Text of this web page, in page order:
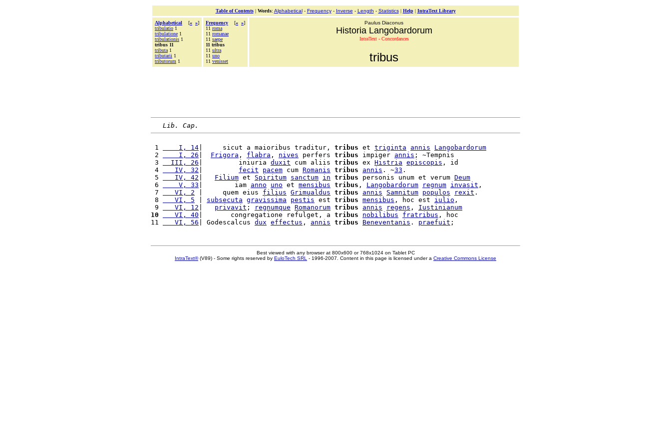
Table of Contents| Words: Alphabetical- Frequency- Inverse - Length - Statistics| Help| IntraText Library
Alphabetical [« »]
tribulatio 1
tribulatione 1
tribulationis 1
tribus 11
tributa 1
tributarii 1
tributorum 1
Frequency [« »]
11 roma
11 romanae
11 saepe
11 tribus
11 ultra
11 uno
11 venisset
Paulus Diaconus
Historia Langobardorum
IntraText - Concordances
tribus
Lib. Cap.
1
    I, 14
|     sicut a maioribus traditur, tribus et triginta annis
Langobardorum
2
    I, 26
Frigora , flabra , nives perfers tribus impiger annis ; ~Tempnis
3
  III, 26
|         iniuria duxit cum aliis tribus ex Histria episcopis , id
4
   IV, 32
fecit pacem cum Romanis tribus annis . ~33 .
5
   IV, 42
Filium et Spiritum sanctum in tribus personis unum et verum Deum
6
    V, 33
|        iam anno uno et mensibus tribus , Langobardorum regnum invasit ,
7
   VI, 2
|     quem eius filius Grimualdus tribus annis Samnitum populos rexit .
8
   VI, 5
subsecuta gravissima pestis est tribus mensibus , hoc est iulio ,
9
   VI, 12
privavit ; regnumque Romanorum tribus annis regens , Iustinianum
10
   VI, 40
|       congregatione refulget, a tribus nobilibus fratribus , hoc
11
   VI, 56
| Godescalcus dux effectus , annis tribus Beneventanis . praefuit
Best viewed with any browser at 800x600 or 768x1024 on Tablet PC
IntraText®(V89) - Some rights reserved by EuloTech SRL - 1996-2007. Content in this page is licensed under a Creative Commons License